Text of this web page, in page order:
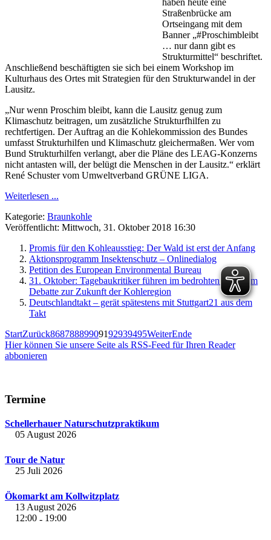
Straßenbrücke am
Ortseingang mit dem
Banner „#Proschimbleibt
… nur dann gibt es
Strukturmittel“ beschriftet.
Anschließend beschäftigten sie sich bei einem Workshop im
Kulturhaus des Ortes mit Strategien für den Strukturwandel in der
Lausitz.
„Nur wenn Proschim bleibt, kann die Lausitz genug zum
Klimaschutz beitragen, um zusätzliche Strukturfhilfen zu
rechtfertigen. Der Auftrag an die Kohlekommission des Bundes
umfasst Strukturhilfen und Klimaschutz gleichermaßen. Wer vom
Bund Strukturhilfen verlangt, aber die Pläne des LEAG-Konzerns
nicht antasten will, der belügt die Menschen in der Lausitz.“ erklärt
René Schuster vom Umweltverband GRÜNE LIGA.
Weiterlesen ...
Kategorie: Braunkohle
Veröffentlicht: Mittwoch, 31. Oktober 2018 16:30
Promis für den Kohleausstieg: Der Wald ist erst der Anfang
Aktionsprogramm Insektenschutz – Onlinedialog
Petition des European Environmental Bureau
31. Oktober: Tagebaukritiker führen im bedrohten Proschim
Debatte zur Zukunft der Kohleregion
Deutschlandtakt – gerät spätestens mit Stuttgart21 aus dem
Takt
StartZurück86878889909192939495WeiterEnde
Hier können Sie unsere Seite als RSS-Feed für Ihren Reader
abbonieren
Termine
Schellerhauer Naturschutzpraktikum
05 August 2026
Tour de Natur
25 Juli 2026
Ökomarkt am Kollwitzplatz
13 August 2026
12:00 - 19:00